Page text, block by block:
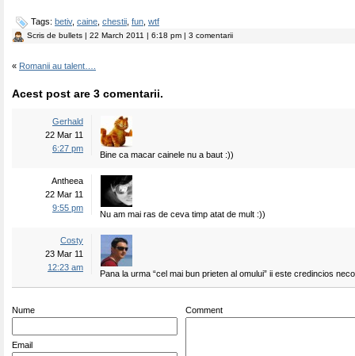
Tags: betiv, caine chestii fun wtf
Scris de bullets | 22 March 2011 | 6:18 pm | 3 comentarii
« Romanii au talent….
Acest post are 3 comentarii.
Gerhald
22 Mar 11
6:27 pm
Bine ca macar cainele nu a baut :))
Antheea
22 Mar 11
9:55 pm
Nu am mai ras de ceva timp atat de mult :))
Costy
23 Mar 11
12:23 am
Pana la urma “cel mai bun prieten al omului” ii este credincios
Nume
Email
Comment